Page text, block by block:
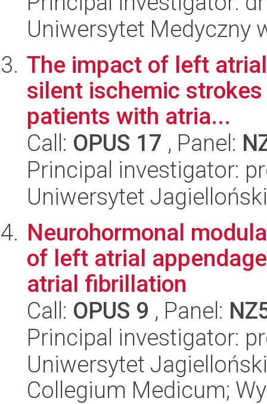
Uniwersytet Medyczny
The impact of left
silent ischemic
patients with atria...
Call: OPUS 17 , Panel:
Principal investigator:
Uniwersytet
Neurohormonal
of left atrial
atrial fibrillation
Call: OPUS 9 , Panel:
Principal investigator:
Uniwersytet
Collegium Medicum;